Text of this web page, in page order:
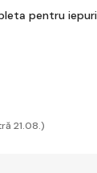
pentru
21.08.)